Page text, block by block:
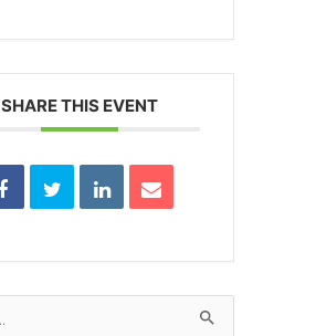
SHARE THIS EVENT